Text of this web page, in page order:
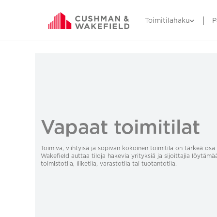
Toimitilahaku
Vapaat toimitilat
Toimiva, viihtyisä ja sopivan kokoinen toimitila on tärkeä osa
Wakefield auttaa tiloja hakevia yrityksiä ja sijoittajia
toimistotila, liiketila, varastotila tai tuotantotila.